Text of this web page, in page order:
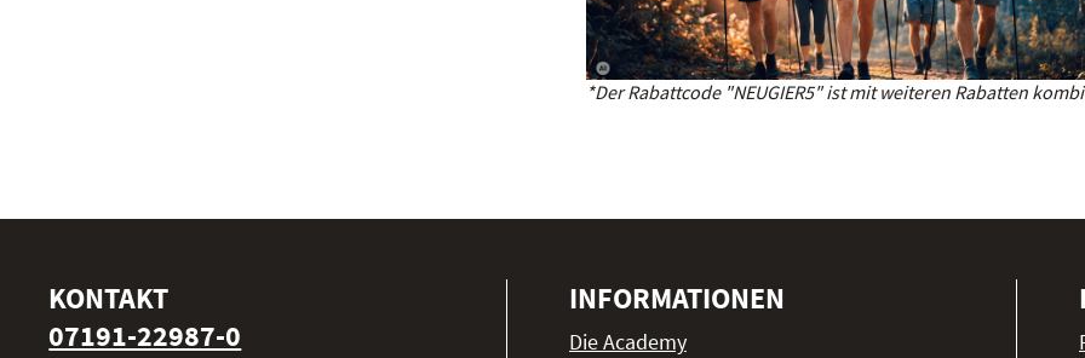
*Der Rabattcode "NEUGIER5" ist mit weiteren Rabatten
KONTAKT
07191-22987-0
INFORMATIONEN
Die Academy